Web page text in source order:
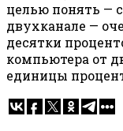
целью понять —
двухканале —
десятки
компьютера от
единицы